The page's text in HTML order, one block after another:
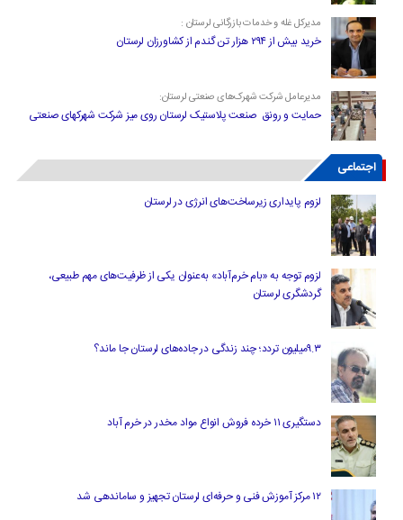
مدیرکل غله و خدمات بازرگانی لرستان :
خرید بیش از ۲۹۴ هزار تن گندم از کشاورزان لرستان
مدیرعامل شرکت شهرک‌های صنعتی لرستان:
حمایت و رونق صنعت پلاستیک لرستان روی میز شرکت شهرکهای صنعتی
اجتماعی
لزوم پایداری زیرساخت‌های انرژی در لرستان
لزوم توجه به «بام خرم‌آباد» به‌عنوان یکی از ظرفیت‌های مهم طبیعی،
گردشگری لرستان
۹.۳میلیون تردد؛ چند زندگی در جاده‌های لرستان جا ماند؟
دستگیری ۱۱ خرده فروش انواع مواد مخدر در خرم آباد
۱۲ مرکز آموزش فنی و حرفه‌ای لرستان تجهیز و ساماندهی شد